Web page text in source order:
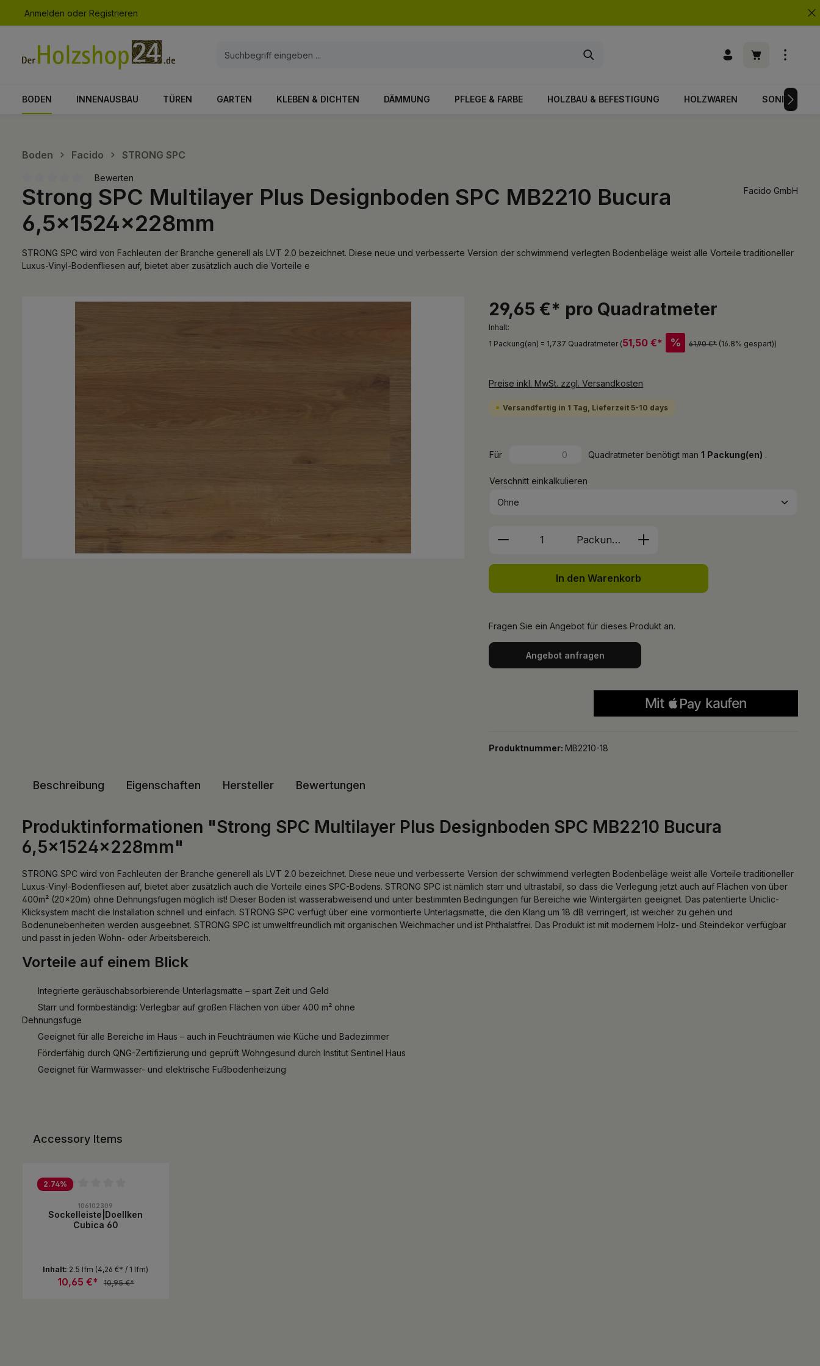
Zur Hauptnavigation springen
Anmelden oder Registrieren
Warenkorb
BODEN INNENAUSBAU TÜREN GARTEN KLEBEN & DICHTEN DÄMMUNG PFLEGE & FARBE HOLZBAU & BEFESTIGUNG HOLZWAREN
Boden Facido STRONG SPC
Durchschnittliche Bewertung von 0 von 5 Sternen
Bewerten
Strong SPC Multilayer Plus Designboden SPC MB2210 Bucura
6,5x1524x228mm
Facido GmbH
STRONG SPC wird von Fachleuten der Branche generell als LVT 2.0 bezeichnet. Diese neue und verbesserte Version der schwimmend verlegten Bodenbeläge weist alle Vorteile traditioneller
Luxus-Vinyl-Bodenfliesen auf, bietet aber zusätzlich auch die Vorteile e
Bildergalerie überspringen 29,65 €* pro Quadratmeter
Inhalt:
1 Packung(en) = 1,737 Quadratmeter (51,50 €* % 61,90 €* (16.8% gespart))
Preise inkl. MwSt. zzgl. Versandkosten
Versandfertig in 1 Tag, Lieferzeit 5-10 days
Für Quadratmeter benötigt man1 Packung(en) .
Verschnitt einkalkulieren
Produkt Anzahl: Gib den gewünschten Wert
Packung(en)
In den Warenkorb
Fragen Sie ein Angebot für dieses Produkt an.
Angebot anfragen
Produktnummer:MB2210-18
Beschreibung Eigenschaften Hersteller Bewertungen
Produktinformationen "Strong SPC Multilayer Plus Designboden SPC MB2210 Bucura
6,5x1524x228mm"
STRONG SPC wird von Fachleuten der Branche generell als LVT 2.0 bezeichnet. Diese neue und verbesserte Version der schwimmend verlegten Bodenbeläge weist alle Vorteile traditioneller
Luxus-Vinyl-Bodenfliesen auf, bietet aber zusätzlich auch die Vorteile eines SPC-Bodens. STRONG SPC ist nämlich starr und ultrastabil, so dass die Verlegung jetzt auch auf Flächen von über
400m² (20x20m) ohne Dehnungsfugen möglich ist! Dieser Boden ist wasserabweisend und unter bestimmten Bedingungen für Bereiche wie Wintergärten geeignet. Das patentierte Uniclic-
Klicksystem macht die Installation schnell und einfach. STRONG SPC verfügt über eine vormontierte Unterlagsmatte, die den Klang um 18 dB verringert, ist weicher zu gehen und
Bodenunebenheiten werden ausgeebnet. STRONG SPC ist umweltfreundlich mit organischen Weichmacher und ist Phthalatfrei. Das Produkt ist mit modernem Holz- und Steindekor verfügbar
und passt in jeden Wohn- oder Arbeitsbereich.
Vorteile auf einem Blick
Integrierte geräuschabsorbierende Unterlagsmatte – spart Zeit und Geld
Starr und formbeständig: Verlegbar auf großen Flächen von über 400 m² ohne
Dehnungsfuge
Geeignet für alle Bereiche im Haus – auch in Feuchträumen wie Küche und Badezimmer
Förderfähig durch QNG-Zertifizierung und geprüft Wohngesund durch Institut Sentinel Haus
Geeignet für Warmwasser- und elektrische Fußbodenheizung
Accessory Items
2.74%
106102309
Sockelleiste|Doellken
Cubica 60
Inhalt: 2.5 lfm (4,26 €* / 1 lfm)
10,65 €* 10,95 €*